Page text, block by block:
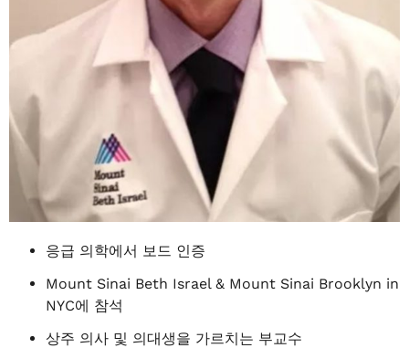
응급 의학에서 보드 인증
Mount Sinai Beth Israel & Mount Sinai Brooklyn in
NYC에 참석
상주 의사 및 의대생을 가르치는 부교수